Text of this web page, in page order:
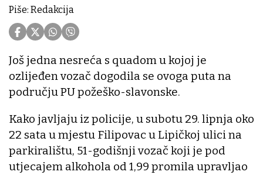
Piše: Redakcija
Još jedna nesreća s quadom u kojoj je
ozlijeđen vozač dogodila se ovoga puta na
području PU požeško-slavonske.
Kako javljaju iz policije, u subotu 29. lipnja oko
22 sata u mjestu Filipovac u Lipičkoj ulici na
parkiralištu, 51-godišnji vozač koji je pod
utjecajem alkohola od 1,99 promila upravljao